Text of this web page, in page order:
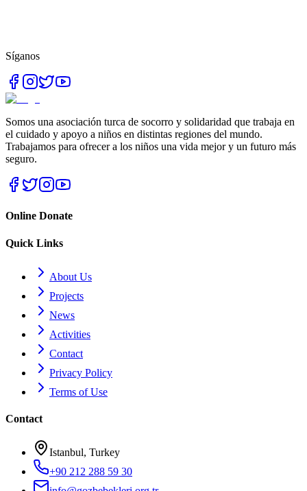
Síganos
Somos una asociación turca de socorro y solidaridad que trabaja en
el cuidado y apoyo a niños en distintas regiones del mundo.
Trabajamos para ofrecer a los niños una vida mejor y un futuro más
seguro.
Online Donate
Quick Links
About Us
Projects
News
Activities
Contact
Privacy Policy
Terms of Use
Contact
Istanbul, Turkey
+90 212 288 59 30